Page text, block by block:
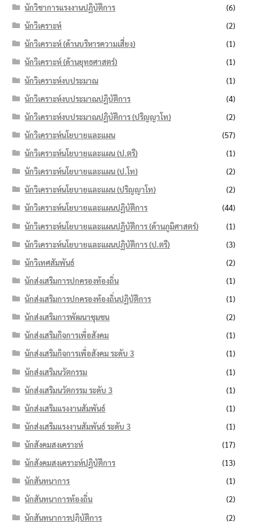
นักวิชาการแรงงานปฏิบัติการ
(6)
นักวิเคราะห์
(2)
นักวิเคราะห์ (ด้านบริหารความเสี่ยง)
(1)
นักวิเคราะห์ (ด้านยุทธศาสตร์)
(1)
นักวิเคราะห์งบประมาณ
(1)
นักวิเคราะห์งบประมาณปฏิบัติการ
(4)
นักวิเคราะห์งบประมาณปฏิบัติการ (ปริญญาโท)
(2)
นักวิเคราะห์นโยบายและแผน
(57)
นักวิเคราะห์นโยบายและแผน (ป.ตรี)
(1)
นักวิเคราะห์นโยบายและแผน (ป.โท)
(2)
นักวิเคราะห์นโยบายและแผน (ปริญญาโท)
(2)
นักวิเคราะห์นโยบายและแผนปฏิบัติการ
(44)
นักวิเคราะห์นโยบายและแผนปฏิบัติการ (ด้านภูมิศาสตร์)
(1)
นักวิเคราะห์นโยบายและแผนปฏิบัติการ (ป.ตรี)
(3)
นักวิเทศสัมพันธ์
(2)
นักส่งเสริมการปกครองท้องถิ่น
(1)
นักส่งเสริมการปกครองท้องถิ่นปฏิบัติการ
(1)
นักส่งเสริมการพัฒนาชุมชน
(2)
นักส่งเสริมกิจการเพื่อสังคม
(1)
นักส่งเสริมกิจการเพื่อสังคม ระดับ 3
(1)
นักส่งเสริมนวัตกรรม
(1)
นักส่งเสริมนวัตกรรม ระดับ 3
(1)
นักส่งเสริมแรงงานสัมพันธ์
(1)
นักส่งเสริมแรงงานสัมพันธ์ ระดับ 3
(1)
นักสังคมสงเคราะห์
(17)
นักสังคมสงเคราะห์ปฏิบัติการ
(13)
นักสันทนาการ
(1)
นักสันทนาการท้องถิ่น
(2)
นักสันทนาการปฏิบัติการ
(2)